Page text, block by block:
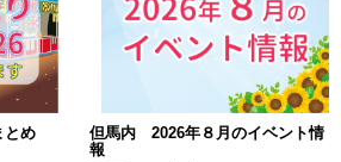
とめ
但馬内 2026年８月のイベント情
報